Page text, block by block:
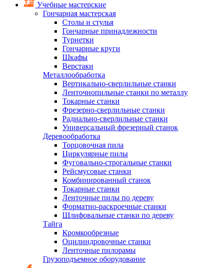
Учебные мастерские
Гончарная мастерская
Столы и стулья
Гончарные принадлежности
Турнетки
Гончарные круги
Шкафы
Верстаки
Металлообработка
Вертикально-сверлильные станки
Ленточнопильные станки по металлу
Токарные станки
Фрезерно-сверлильные станки
Радиально-сверлильные станки
Универсальный фрезерный станок
Деревообработка
Торцовочная пила
Циркулярные пилы
Фуговально-строгальные станки
Рейсмусовые станки
Комбинированный станок
Токарные станки
Ленточные пилы по дереву
Форматно-раскроечные станки
Шлифовальные станки по дереву
Тайга
Кромкообрезные
Оцилиндровочные станки
Ленточные пилорамы
Грузоподъемное оборудование